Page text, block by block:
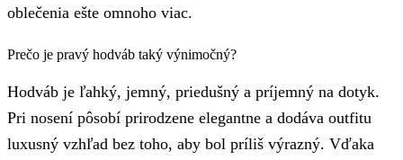
oblečenia ešte omnoho viac.
Prečo je pravý hodváb taký výnimočný?
Hodváb je ľahký, jemný, priedušný a príjemný na dotyk.
Pri nosení pôsobí prirodzene elegantne a dodáva outfitu
luxusný vzhľad bez toho, aby bol príliš výrazný. Vďaka